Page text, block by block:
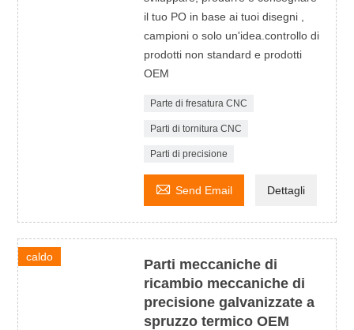
il tuo PO in base ai tuoi disegni ,
campioni o solo un'idea.controllo di
prodotti non standard e prodotti
OEM
Parte di fresatura CNC
Parti di tornitura CNC
Parti di precisione
 Send Email Dettagli
caldo
Parti meccaniche di
ricambio meccaniche di
precisione galvanizzate a
spruzzo termico OEM